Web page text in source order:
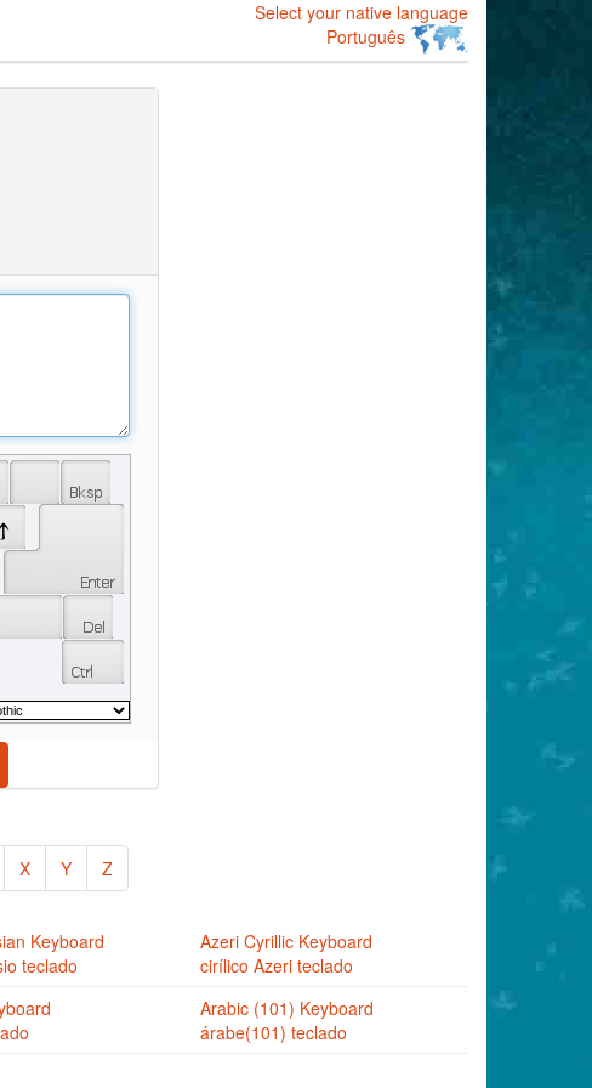
Select your native language
Português
X Y Z
Keyboard
teclado
Azeri Cyrillic Keyboard
cirílico Azeri teclado
Arabic (101) Keyboard
árabe(101) teclado